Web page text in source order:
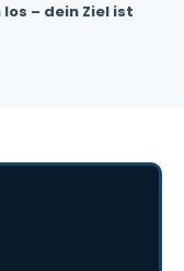
– dein Ziel ist